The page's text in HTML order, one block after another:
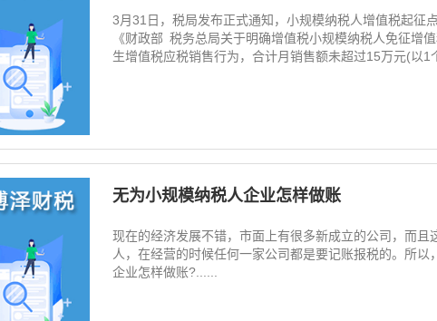
3月31日，税局发布正式通知，小规模纳税人增值税起征
《财政部 税务总局关于明确增值税小规模纳税人免征增
生增值税应税销售行为，合计月销售额未超过15万元(以1
无为小规模纳税人企业怎样做账
现在的经济发展不错，市面上有很多新成立的公司，而
人，在经营的时候任何一家公司都是要记账报税的。所
企业怎样做账?......